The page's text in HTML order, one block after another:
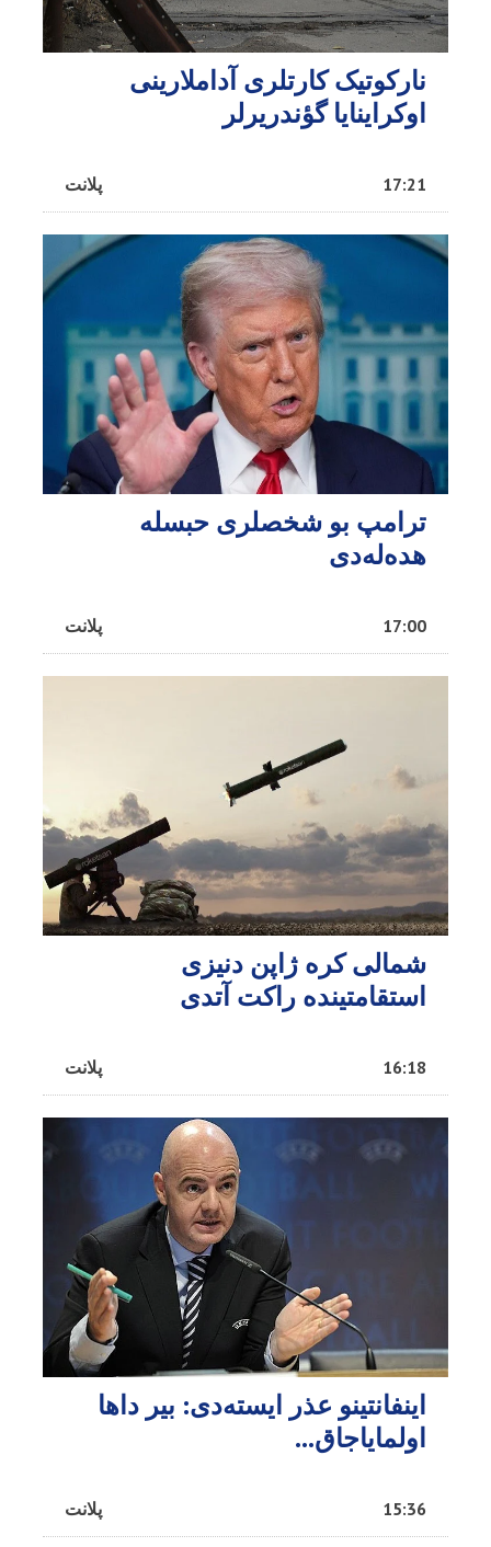
نارکوتیک کارتلری آداملارینی
اوکراینایا گؤندریرلر
پلانت 17:21
ترامپ بو شخصلری حبسله
هده‌له‌دی
پلانت 17:00
شمالی کره ژاپن دنیزی
استقامتینده راکت آتدی
پلانت 16:18
اینفانتینو عذر ایسته‌دی: بیر داها
اولمایاجاق…
پلانت 15:36